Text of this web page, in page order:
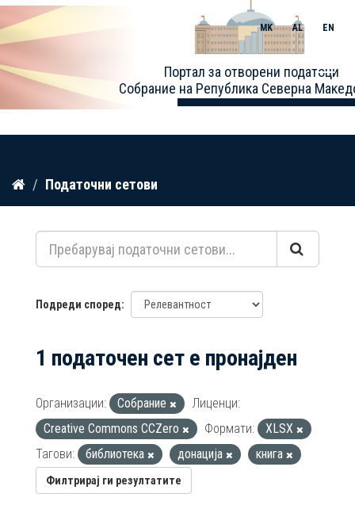
Прескокнете
содржина
Портал за отворени податоци
Собрание на Република Северна
MK AL EN
Toggle
Податочни сетови
Подреди според
1 податочен сет е пронајден
Организации: Собрание
Лиценци:
Creative Commons CCZero
Формати:
XLSX
Тагови:
библиотека донација книга
Филтрирај ги резултатите